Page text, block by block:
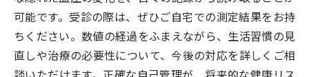
可能です。受診の際は、ぜひご自宅での測定結果をお持
ちください。数値の経過をふまえながら、生活習慣の見
直しや治療の必要性について、今後の対応を詳しくご相